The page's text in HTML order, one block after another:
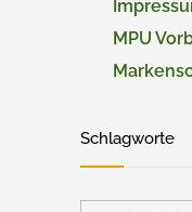
MPU
Schlagworte